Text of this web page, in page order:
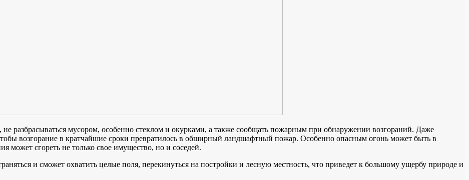
разбрасываться мусором, особенно стеклом и окурками, а также сообщать пожарным при обнаружении возгораний. Даже
возгорание в кратчайшие сроки превратилось в обширный ландшафтный пожар. Особенно опасным огонь может быть в
может сгореть не только свое имущество, но и соседей.
и сможет охватить целые поля, перекинуться на постройки и лесную местность, что приведет к большому ущербу природе и